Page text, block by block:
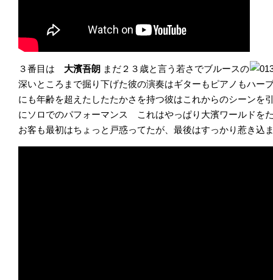
３番目は 大濱吾朗 まだ２３歳と言う若さでブルースの
深いところまで掘り下げた彼の演奏はギターもピアノもハ
にも年齢を超えたしたたかさを持つ彼はこれからのシーン
にソロでのパフォーマンス これはやっぱり大濱ワールドを
お客も最初はちょっと戸惑ってたが、最後はすっかり惹き込